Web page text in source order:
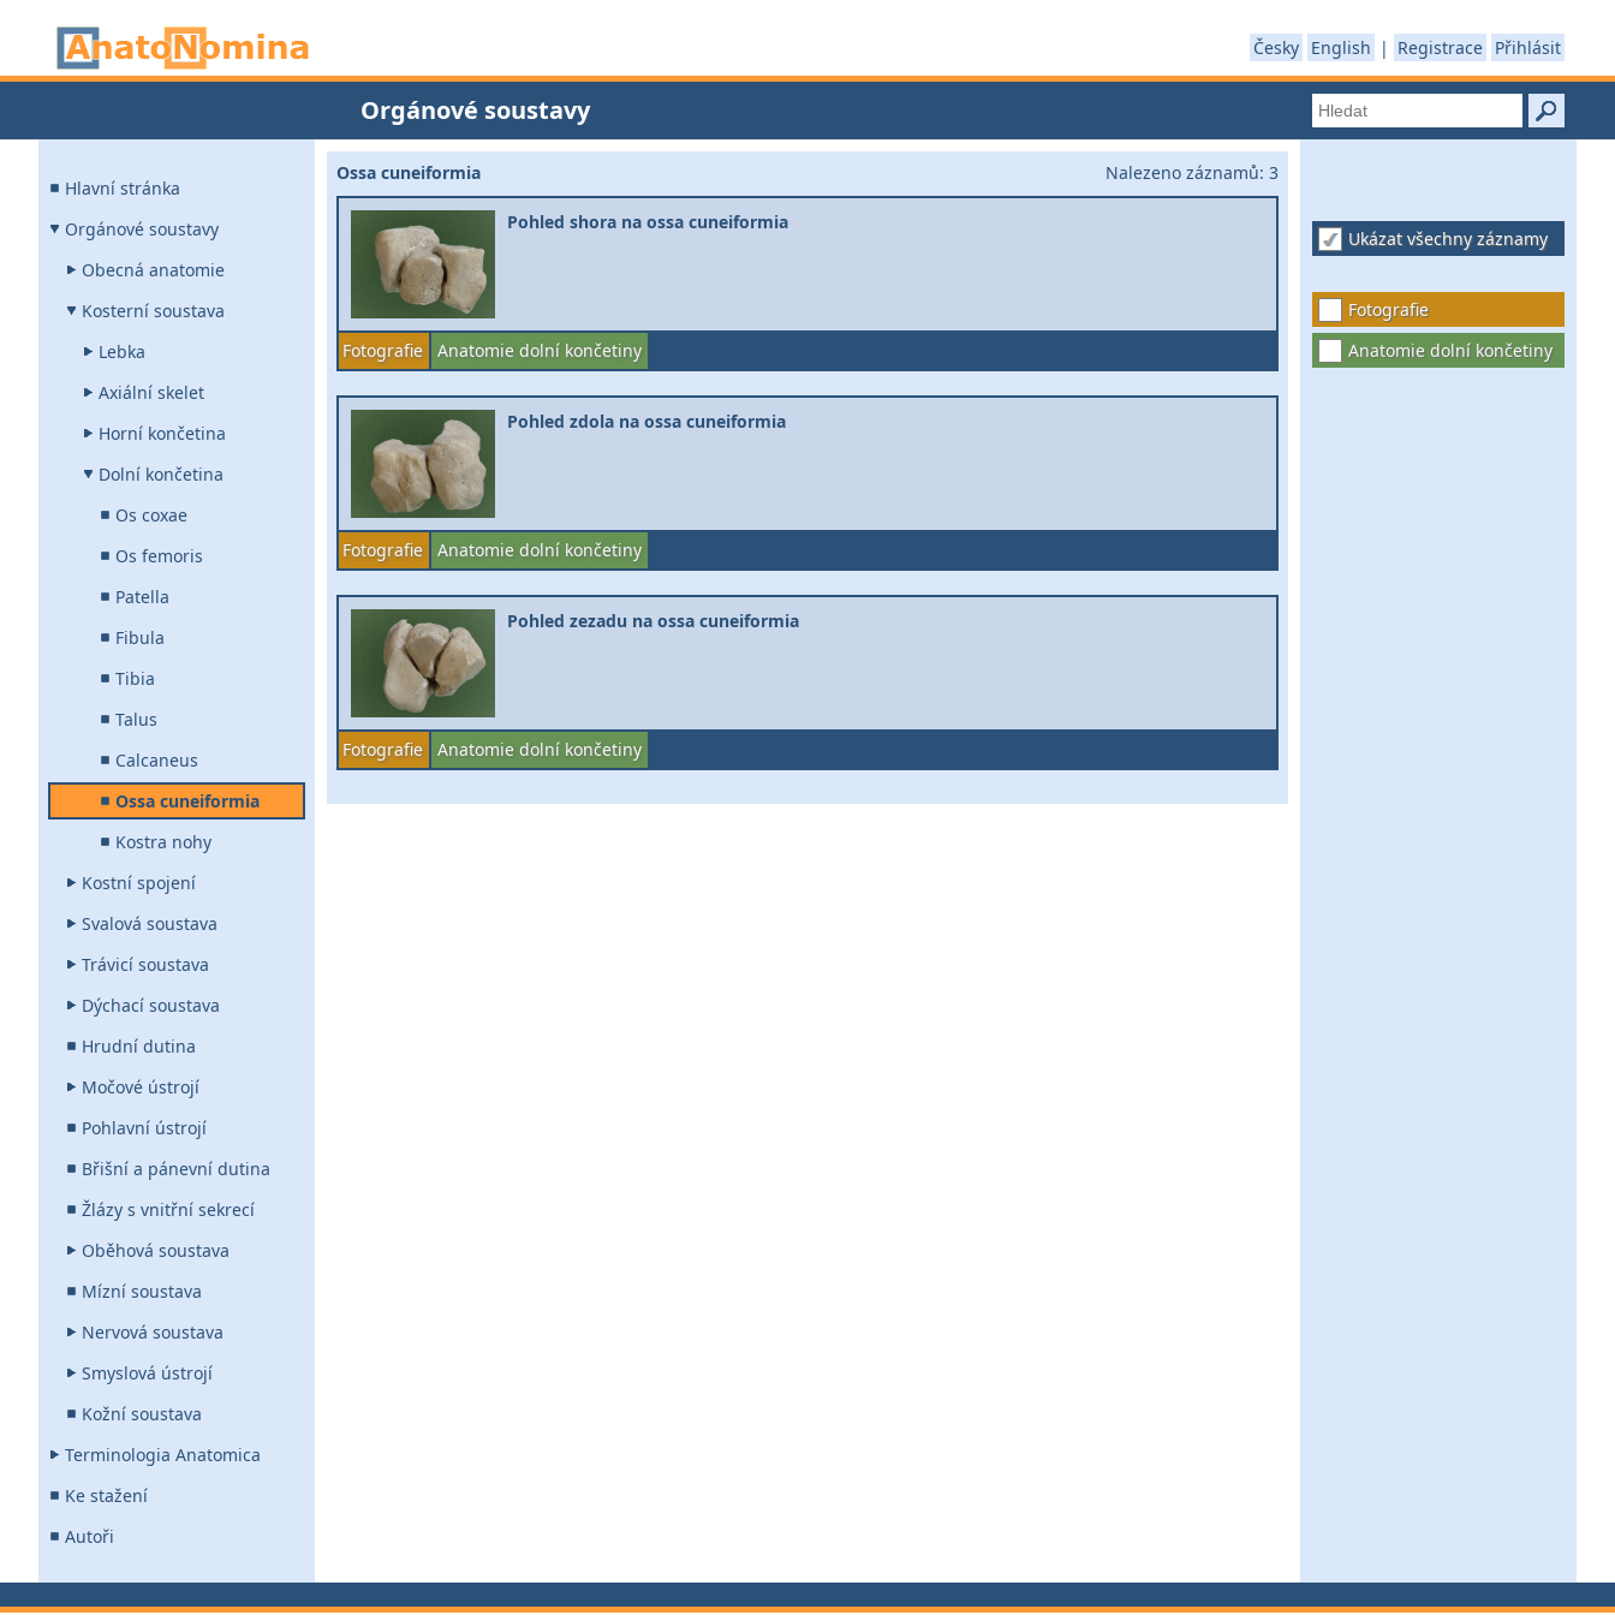
Česky English | Registrace Přihlásit
Orgánové soustavy
Hlavní stránka
Orgánové soustavy
Obecná anatomie
Kosterní soustava
Lebka
Axiální skelet
Horní končetina
Dolní končetina
Os coxae
Os femoris
Patella
Fibula
Tibia
Talus
Calcaneus
Ossa cuneiformia
Kostra nohy
Kostní spojení
Svalová soustava
Trávicí soustava
Dýchací soustava
Hrudní dutina
Močové ústrojí
Pohlavní ústrojí
Břišní a pánevní dutina
Žlázy s vnitřní sekrecí
Oběhová soustava
Mízní soustava
Nervová soustava
Smyslová ústrojí
Kožní soustava
Terminologia Anatomica
Ke stažení
Autoři
Ossa cuneiformia Nalezeno záznamů: 3
Pohled shora na ossa cuneiformia
Fotografie Anatomie dolní končetiny
Pohled zdola na ossa cuneiformia
Fotografie Anatomie dolní končetiny
Pohled zezadu na ossa cuneiformia
Fotografie Anatomie dolní končetiny
Ukázat všechny záznamy
Fotografie
Anatomie dolní končetiny